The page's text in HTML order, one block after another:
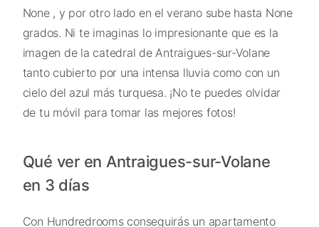
None , y por otro lado en el verano sube hasta None
grados. Ni te imaginas lo impresionante que es la
imagen de la catedral de Antraigues-sur-Volane
tanto cubierto por una intensa lluvia como con un
cielo del azul más turquesa. ¡No te puedes olvidar
de tu móvil para tomar las mejores fotos!
Qué ver en Antraigues-sur-Volane
en 3 días
Con Hundredrooms conseguirás un apartamento